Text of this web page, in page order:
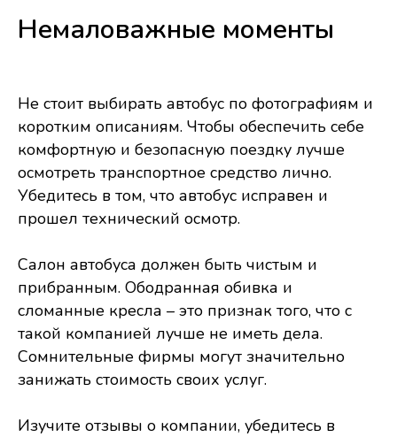
Немаловажные моменты
Не стоит выбирать автобус по фотографиям и
коротким описаниям. Чтобы обеспечить себе
комфортную и безопасную поездку лучше
осмотреть транспортное средство лично.
Убедитесь в том, что автобус исправен и
прошел технический осмотр.
Салон автобуса должен быть чистым и
прибранным. Ободранная обивка и
сломанные кресла – это признак того, что с
такой компанией лучше не иметь дела.
Сомнительные фирмы могут значительно
занижать стоимость своих услуг.
Изучите отзывы о компании, убедитесь в